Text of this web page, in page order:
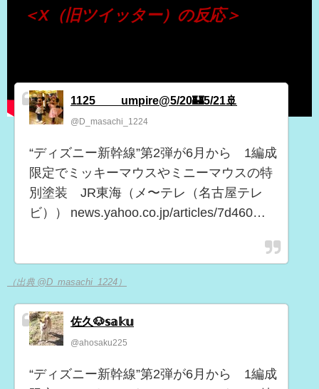
＜X（旧ツイッター）の反応＞
1125____umpire@5/20🏰5/21🚢
@D_masachi_1224
“ディズニー新幹線”第2弾が6月から 1編成
限定でミッキーマウスやミニーマウスの特
別塗装 JR東海（メ〜テレ（名古屋テレ
ビ）） news.yahoo.co.jp/articles/7d460…
（出典 @D_masachi_1224）
佐久🐶𝕤𝕒𝕜𝕦
@ahosaku225
“ディズニー新幹線”第2弾が6月から 1編成